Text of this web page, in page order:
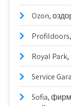
Ozon,
Royal
Service
Sofia,